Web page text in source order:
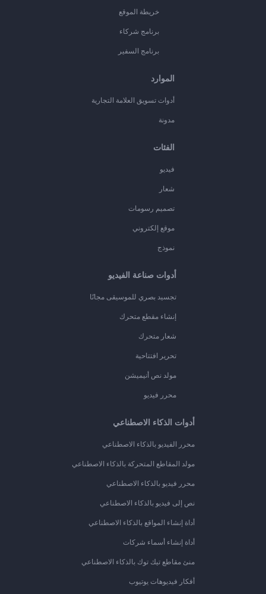
خريطة الموقع
برنامج شركاء
برنامج السفير
الموارد
أدوات تسويق العلامة التجارية
مدونة
الفئات
فيديو
شعار
تصميم رسومات
موقع إلكتروني
نموذج
أدوات صناعة الفيديو
تجسيد بصري للموسيقى مجانًا
إنشاء مقطع متحرك
شعار متحرك
تحرير افتتاحية
مولد نص أنيميشن
محرر فيديو
أدوات الذكاء الاصطناعي
محرر الفيديو بالذكاء الاصطناعي
مولد المقاطع المتحركة بالذكاء الاصطناعي
محرر فيديو بالذكاء الاصطناعي
نص إلى فيديو بالذكاء الاصطناعي
أداة إنشاء المواقع بالذكاء الاصطناعي
أداة إنشاء أسماء شركات
منئ مقاطع تيك توك بالذكاء الاصطناعي
أفكار فيديوهات يوتيوب